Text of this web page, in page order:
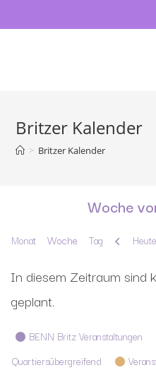
Britzer Kalender
> Britzer Kalender
Woche
Monat Woche Tag Zurück
Heute
In diesem Zeitraum sind
geplant.
Kategorien
BENN Britz Veranstaltungen
Quartiersübergreifend